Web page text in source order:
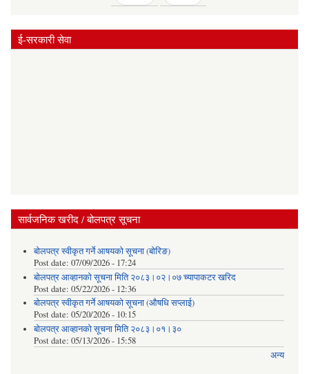
ई-सरकारी सेवा
सार्वजनिक खरीद / बोलपत्र सूचना
बोलपत्र स्वीकृत गर्ने आषयको सूचना (बोरिङ)
Post date: 07/09/2026 - 17:24
बोलपत्र आव्हानको सूचना मिति २०८३।०२।०७ च्यापाकटर खरिद
Post date: 05/22/2026 - 12:36
बोलपत्र स्वीकृत गर्ने आषयको सूचना (औषधि सप्लाई)
Post date: 05/20/2026 - 10:15
बोलपत्र आव्हानको सूचना मिति २०८३।०१।३०
Post date: 05/13/2026 - 15:58
अन्य